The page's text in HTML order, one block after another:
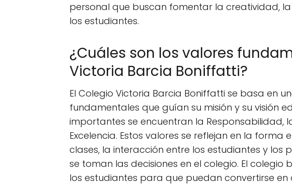
personal que buscan fomentar la creatividad,
los estudiantes.
¿Cuáles son los valores
Victoria Barcia Boniffatti?
El Colegio Victoria Barcia Boniffatti se basa en
fundamentales que guían su misión y su visión
importantes se encuentran la Responsabilidad,
Excelencia. Estos valores se reflejan en la forma
clases, la interacción entre los estudiantes y los
se toman las decisiones en el colegio. El colegio
los estudiantes para que puedan convertirse